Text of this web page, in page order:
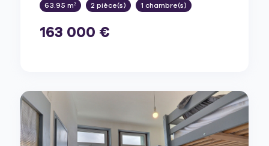
63.95 m² 2 pièce(s) 1 chambre(s)
163 000 €